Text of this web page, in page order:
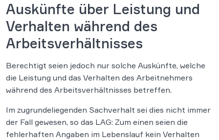
Auskünfte über Leistung und
Verhalten während des
Arbeitsverhältnisses
Berechtigt seien jedoch nur solche Auskünfte, welche
die Leistung und das Verhalten des Arbeitnehmers
während des Arbeitsverhältnisses betreffen.
Im zugrundeliegenden Sachverhalt sei dies nicht immer
der Fall gewesen, so das LAG: Zum einen seien die
fehlerhaften Angaben im Lebenslauf kein Verhalten